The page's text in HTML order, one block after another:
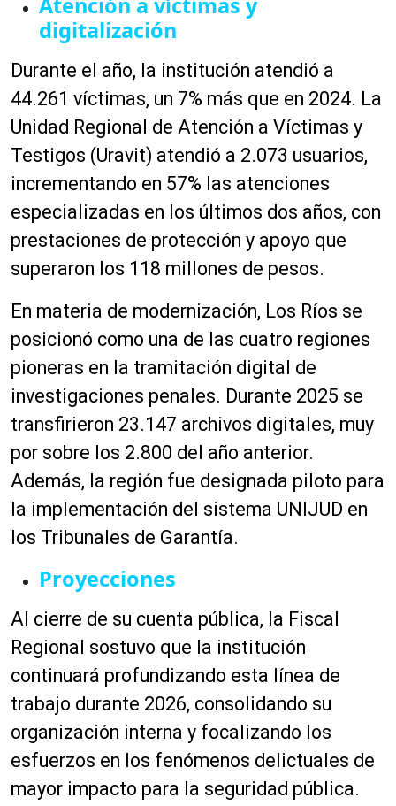
digitalización
Durante el año, la institución atendió a
44.261 víctimas, un 7% más que en 2024. La
Unidad Regional de Atención a Víctimas y
Testigos (Uravit) atendió a 2.073 usuarios,
incrementando en 57% las atenciones
especializadas en los últimos dos años, con
prestaciones de protección y apoyo que
superaron los 118 millones de pesos.
En materia de modernización, Los Ríos se
posicionó como una de las cuatro regiones
pioneras en la tramitación digital de
investigaciones penales. Durante 2025 se
transfirieron 23.147 archivos digitales, muy
por sobre los 2.800 del año anterior.
Además, la región fue designada piloto para
la implementación del sistema UNIJUD en
los Tribunales de Garantía.
Proyecciones
Al cierre de su cuenta pública, la Fiscal
Regional sostuvo que la institución
continuará profundizando esta línea de
trabajo durante 2026, consolidando su
organización interna y focalizando los
esfuerzos en los fenómenos delictuales de
mayor impacto para la seguridad pública.